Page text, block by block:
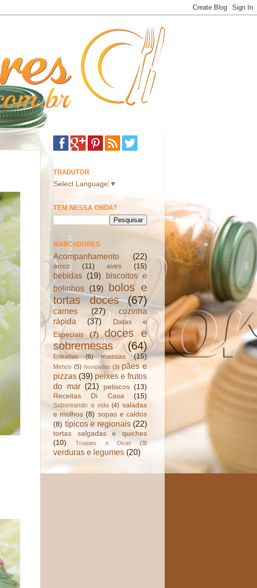
TRADUTOR
Select Language ▼
TEM NESSA ONDA?
MARCADORES
Acompanhamento (22)
arroz (11) aves (15)
bebidas (19)
biscoitos e
bolinhos
(19)
bolos e
tortas doces
(67)
carnes (27)
cozinha
rápida
(37)
Datas e
Especiais
(7)
doces e
sobremesas
(64)
Entradas (6) massas (15)
Mimos (5) Novidades (3) pães e
pizzas (39) peixes e frutos
do mar (21) petiscos (13)
Receitas Di Casa
(15)
Saboreando a vida (4) saladas
e molhos (8) sopas e caldos
(8) típicos e regionais (22)
tortas salgadas e quiches
(10)
Truques e Dicas (3)
verduras e legumes (20)